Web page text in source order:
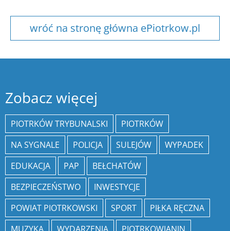
wróć na stronę główna ePiotrkow.pl
Zobacz więcej
PIOTRKÓW TRYBUNALSKI
PIOTRKÓW
NA SYGNALE
POLICJA SULEJÓW
WYPADEK
EDUKACJA
PAP
BEŁCHATÓW
BEZPIECZEŃSTWO
INWESTYCJE
POWIAT PIOTRKOWSKI
SPORT
PIŁKA RĘCZNA